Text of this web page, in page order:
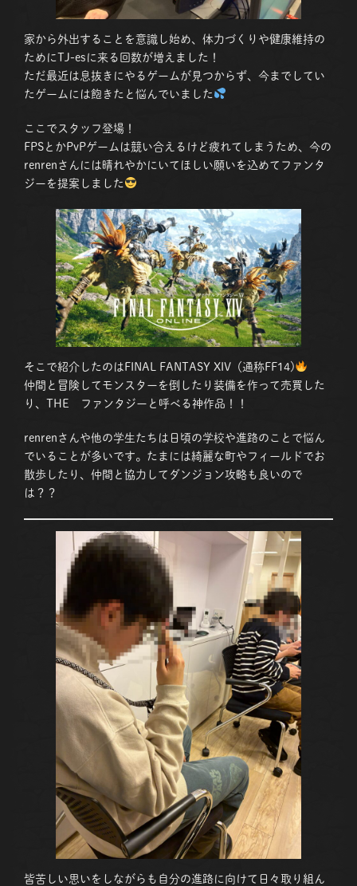
家から外出することを意識し始め、体力づくりや健康維持の
ためにTJ-esに来る回数が増えました！
ただ最近は息抜きにやるゲームが見つからず、今までしてい
たゲームには飽きたと悩んでいました
ここでスタッフ登場！
FPSとかPvPゲームは競い合えるけど疲れてしまうため、今の
renrenさんには晴れやかにいてほしい願いを込めてファンタ
ジーを提案しました
そこで紹介したのはFINAL FANTASY XIV（通称FF14)
仲間と冒険してモンスターを倒したり装備を作って売買した
り、THE ファンタジーと呼べる神作品！！
renrenさんや他の学生たちは日頃の学校や進路のことで悩ん
でいることが多いです。たまには綺麗な町やフィールドでお
散歩したり、仲間と協力してダンジョン攻略も良いので
は？？
皆苦しい思いをしながらも自分の進路に向けて日々取り組ん